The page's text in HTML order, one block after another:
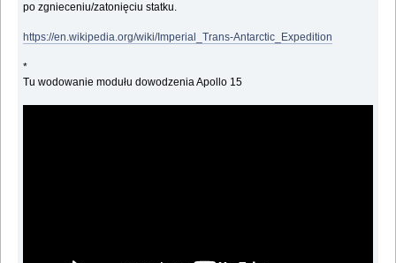
po zgnieceniu/zatonięciu statku.
https://en.wikipedia.org/wiki/Imperial_Trans-Antarctic_Expedition
*
Tu wodowanie modułu dowodzenia Apollo 15